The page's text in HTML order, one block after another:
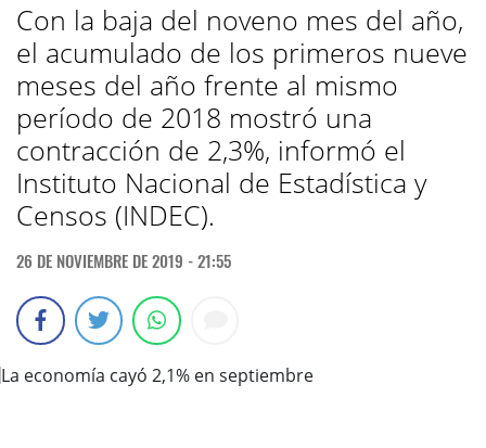
Con la baja del noveno mes del año,
el acumulado de los primeros nueve
meses del año frente al mismo
período de 2018 mostró una
contracción de 2,3%, informó el
Instituto Nacional de Estadística y
Censos (INDEC).
26 DE NOVIEMBRE DE 2019 - 21:55